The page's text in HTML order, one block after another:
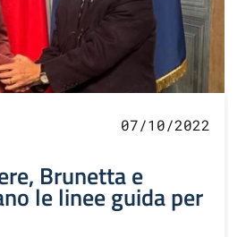
07/10/2022
Brunetta e
le linee guida per